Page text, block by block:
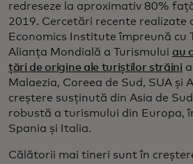
redreseze la aproximativ 80%
2019. Cercetări recente realizate
Economics Institute împreună cu
Alianța Mondială a Turismului au
țări de origine ale turiștilor străini
Malaezia, Coreea de Sud, SUA și
creștere susținută din Asia de
robustă a turismului din Europa,
Spania și Italia.
Călătorii mai tineri sunt în